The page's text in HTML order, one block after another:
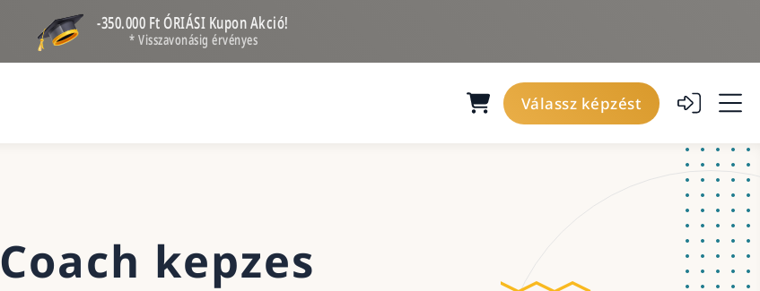
-350.000 Ft ÓRIÁSI Kupon Akció!
* Visszavonásig érvényes
Válassz képzést
Coach kepzes